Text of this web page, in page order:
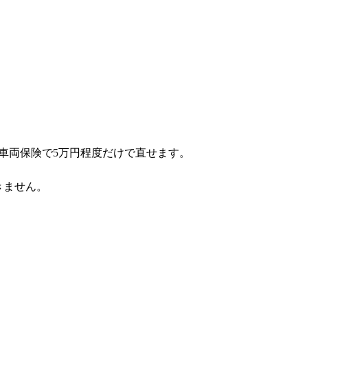
保険で5万円程度だけで直せます。
せん。